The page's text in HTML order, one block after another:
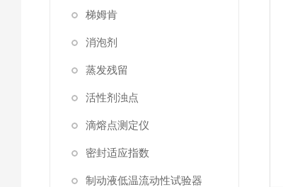
梯姆肯
消泡剂
蒸发残留
活性剂浊点
滴熔点测定仪
密封适应指数
制动液低温流动性试验器